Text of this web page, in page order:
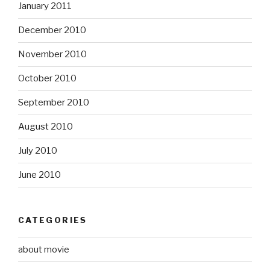
January 2011
December 2010
November 2010
October 2010
September 2010
August 2010
July 2010
June 2010
CATEGORIES
about movie